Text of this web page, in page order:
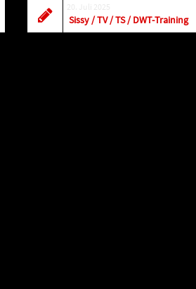
Sissy / TV / TS / DWT-Training